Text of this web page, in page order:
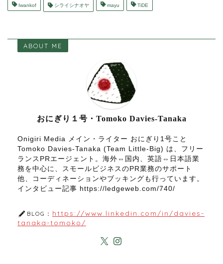
Iwankof シライシナオヤ mayu TiDE
ABOUT ME
おにぎり１号・Tomoko Davies-Tanaka
Onigiri Media メイン・ライター おにぎり1号こと
Tomoko Davies-Tanaka (Team Little-Big) は、フリー
ランスPRエージェント。海外⇔国内、英語⇔日本語業
務を中心に、スモールビジネスのPR業務のサポート
他、コーディネーションやブッキングも行っています。
インタビュー記事 https://ledgeweb.com/740/
BLOG： https://www.linkedin.com/in/davies-
tanaka-tomoko/